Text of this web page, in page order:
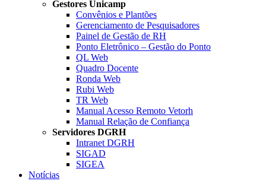
Gestores Unicamp
Convênios e Plantões
Gerenciamento de Pesquisadores
Painel de Gestão de RH
Ponto Eletrônico – Gestão do Ponto
QL Web
Quadro Docente
Ronda Web
Rubi Web
TR Web
Manual Acesso Remoto Vetorh
Manual Relação de Confiança
Servidores DGRH
Intranet DGRH
SIGAD
SIGEA
Notícias